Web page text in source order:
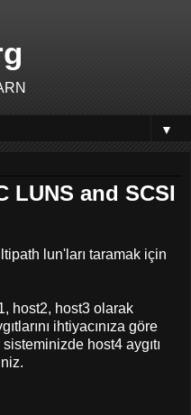
▼
LUNS and SCSI
lun'ları taramak için
host2, host3 olarak
ihtiyacınıza göre
host4 aygıtı